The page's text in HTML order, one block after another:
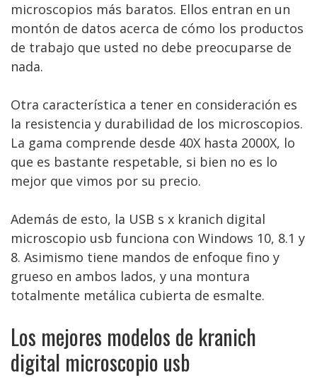
microscopios más baratos. Ellos entran en un
montón de datos acerca de cómo los productos
de trabajo que usted no debe preocuparse de
nada.
Otra característica a tener en consideración es
la resistencia y durabilidad de los microscopios.
La gama comprende desde 40X hasta 2000X, lo
que es bastante respetable, si bien no es lo
mejor que vimos por su precio.
Además de esto, la USB s x kranich digital
microscopio usb funciona con Windows 10, 8.1 y
8. Asimismo tiene mandos de enfoque fino y
grueso en ambos lados, y una montura
totalmente metálica cubierta de esmalte.
Los mejores modelos de kranich
digital microscopio usb